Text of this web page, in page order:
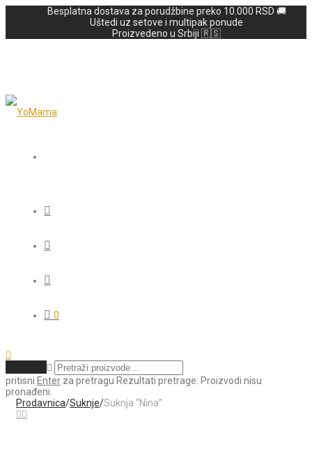
Besplatna dostava za porudžbine preko 10.000 RSD 🚚
Uštedi uz setove i multipak ponude
Proizvedeno u Srbiji 🇷🇸
0
pritisni Enter za pretragu Rezultati pretrage: Proizvodi nisu
pronađeni.
Prodavnica/Suknje/Suknja “Nina”